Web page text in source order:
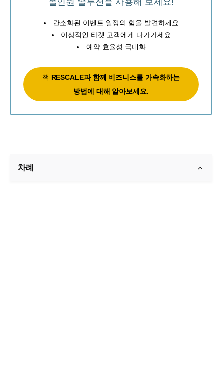
간소화된 이벤트 일정의 힘을 발견하세요
이상적인 타겟 고객에게 다가가세요
예약 효율성 극대화
책 RESCALE과 함께 비즈니스를 가속화하는
방법에 대해 알아보세요.
차례